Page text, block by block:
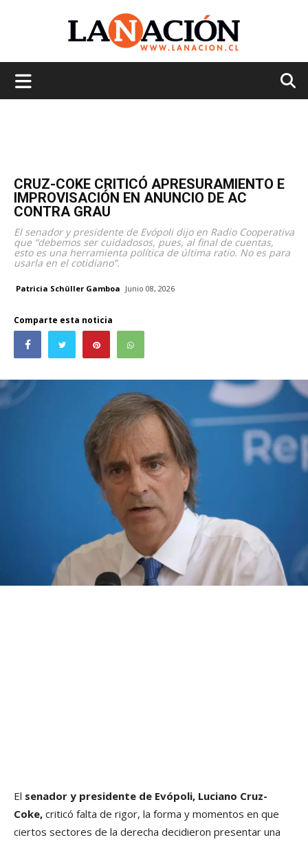
CRUZ-COKE CRITICÓ APRESURAMIENTO E
IMPROVISACIÓN EN ANUNCIO DE AC
CONTRA GRAU
El senador y presidente de Evópoli dijo en Radio Cooperativa
que “debemos ser cuidadosos, pues, al final de cuentas,
esto es una herramienta política de última ratio. No es para
usarla en el cotidiano”.
Patricia Schüller Gamboa Junio 08, 2026
Comparte esta noticia
El senador y presidente de Evópoli, Luciano Cruz-
Coke, criticó falta de rigor, la forma y momentos en que
ciertos sectores de la derecha decidieron presentar una